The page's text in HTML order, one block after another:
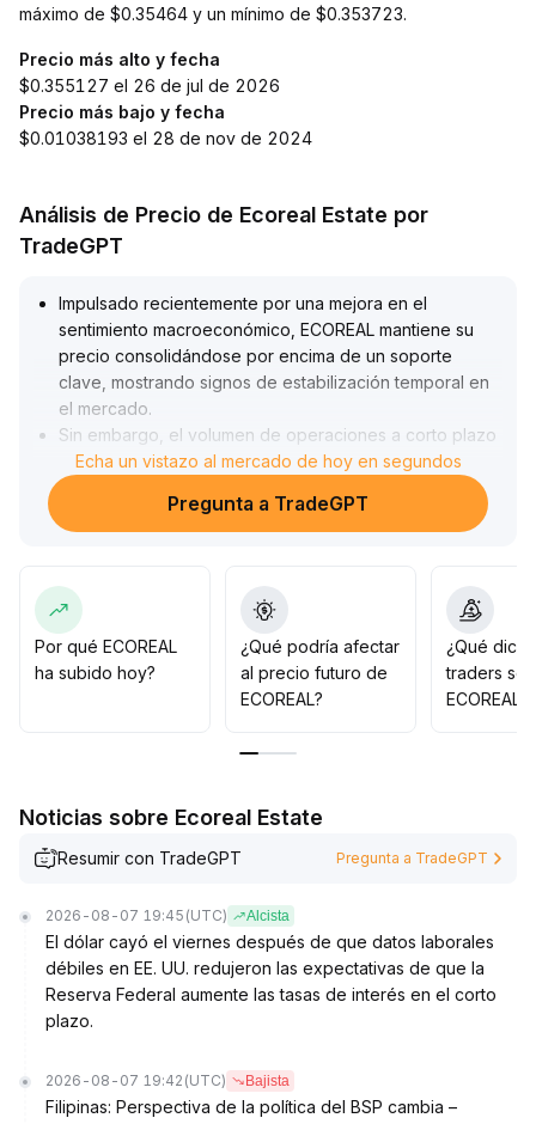
máximo de $0.35464 y un mínimo de $0.353723.
Precio más alto y fecha
$0.355127 el 26 de jul de 2026
Precio más bajo y fecha
$0.01038193 el 28 de nov de 2024
Análisis de Precio de Ecoreal Estate por
TradeGPT
Impulsado recientemente por una mejora en el
sentimiento macroeconómico, ECOREAL mantiene su
precio consolidándose por encima de un soporte
clave, mostrando signos de estabilización temporal en
el mercado.
Sin embargo, el volumen de operaciones a corto plazo
no ha aumentado significativamente, por lo que persiste
el riesgo de falsas rupturas y retrocesos
En conclusión, se recomienda a los inversores
cerca los eventos macro y los cambios en los
indicadores on-chain, y priorizar estrategias de
comprar en bajas y vender en alzas, manteniendo el
control de posiciones
Echa un vistazo al mercado de hoy en segundos
Pregunta a TradeGPT
Por qué ECOREAL
ha subido hoy?
¿Qué podría afectar
al precio futuro de
ECOREAL?
¿Qué
traders
ECOREAL?
Noticias sobre Ecoreal Estate
Resumir con TradeGPT Pregunta a TradeGPT
2026-08-07 19:45 (UTC) Alcista
El dólar cayó el viernes después de que datos laborales
débiles en EE. UU. redujeron las expectativas de que la
Reserva Federal aumente las tasas de interés en el corto
plazo.
2026-08-07 19:42 (UTC) Bajista
Filipinas: Perspectiva de la política del BSP cambia –